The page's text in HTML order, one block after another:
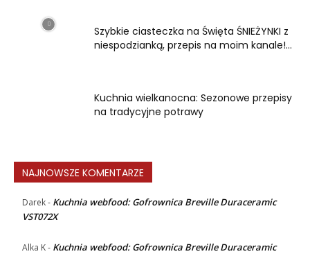
Szybkie ciasteczka na Święta ŚNIEŻYNKI z
niespodzianką, przepis na moim kanale!...
Kuchnia wielkanocna: Sezonowe przepisy
na tradycyjne potrawy
NAJNOWSZE KOMENTARZE
Darek- Kuchnia webfood: Gofrownica Breville Duraceramic
VST072X
Alka K- Kuchnia webfood: Gofrownica Breville Duraceramic